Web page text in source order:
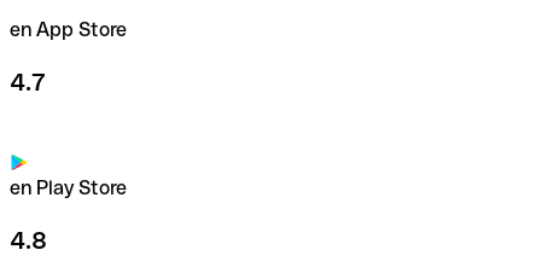
en App Store
4.7
en Play Store
4.8